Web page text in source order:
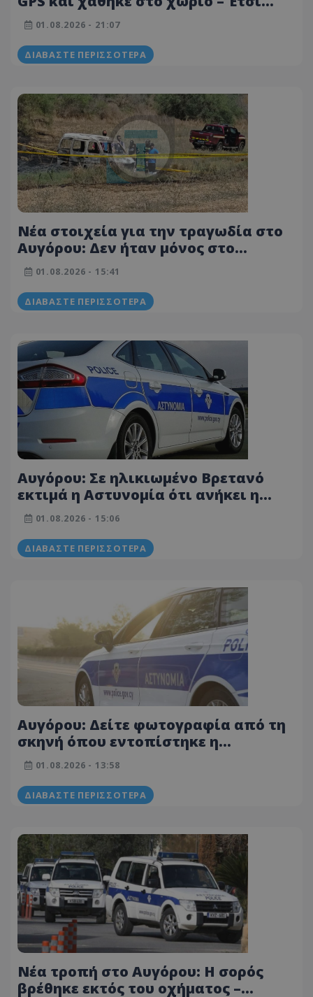
εκτυλίχθηκε η τραγωδία
01.08.2026 - 21:07
ΔΙΑΒΆΣΤΕ ΠΕΡΙΣΣΌΤΕΡΑ
Νέα στοιχεία για την τραγωδία στο
Αυγόρου: Δεν ήταν μόνος στο
φλεγόμενο όχημα ο άτυχος
ηλικιωμένος – Μαζί του η οικιακή
βοηθός και το σκυλάκι του
01.08.2026 - 15:41
ΔΙΑΒΆΣΤΕ ΠΕΡΙΣΣΌΤΕΡΑ
Αυγόρου: Σε ηλικιωμένο Βρετανό
εκτιμά η Αστυνομία ότι ανήκει η
απανθρακωμένη σορός - Οι νεότερες
πληροφορίες
01.08.2026 - 15:06
ΔΙΑΒΆΣΤΕ ΠΕΡΙΣΣΌΤΕΡΑ
Αυγόρου: Δείτε φωτογραφία από τη
σκηνή όπου εντοπίστηκε η
απανθρακωμένη σορός –
Συνεχίζονται οι έρευνες των Αρχών
01.08.2026 - 13:58
ΔΙΑΒΆΣΤΕ ΠΕΡΙΣΣΌΤΕΡΑ
Νέα τροπή στο Αυγόρου: Η σορός
βρέθηκε εκτός του οχήματος –